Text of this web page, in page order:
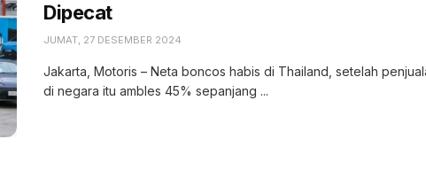
Dipecat
JUMAT, 27 DESEMBER 2024
Jakarta, Motoris – Neta boncos habis di Thailand, setelah
di negara itu ambles 45% sepanjang ...